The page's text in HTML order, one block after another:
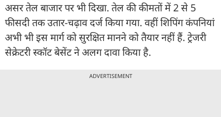
असर तेल बाजार पर भी दिखा. तेल की कीमतों में 2 से 5
फीसदी तक उतार-चढ़ाव दर्ज किया गया. वहीं शिपिंग कंपनियां
अभी भी इस मार्ग को सुरक्षित मानने को तैयार नहीं हैं. ट्रेजरी
सेक्रेटरी स्कॉट बेसेंट ने अलग दावा किया है.
ADVERTISEMENT